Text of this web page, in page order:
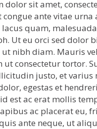
dolor sit amet,
congue ante vitae
quam,
Ut eu orci sed dolor
ut nibh diam. Mauris
ut consectetur tortor.
justo, et varius
egestas et
est ac erat mollis
ac placerat eu,
ante neque, ut